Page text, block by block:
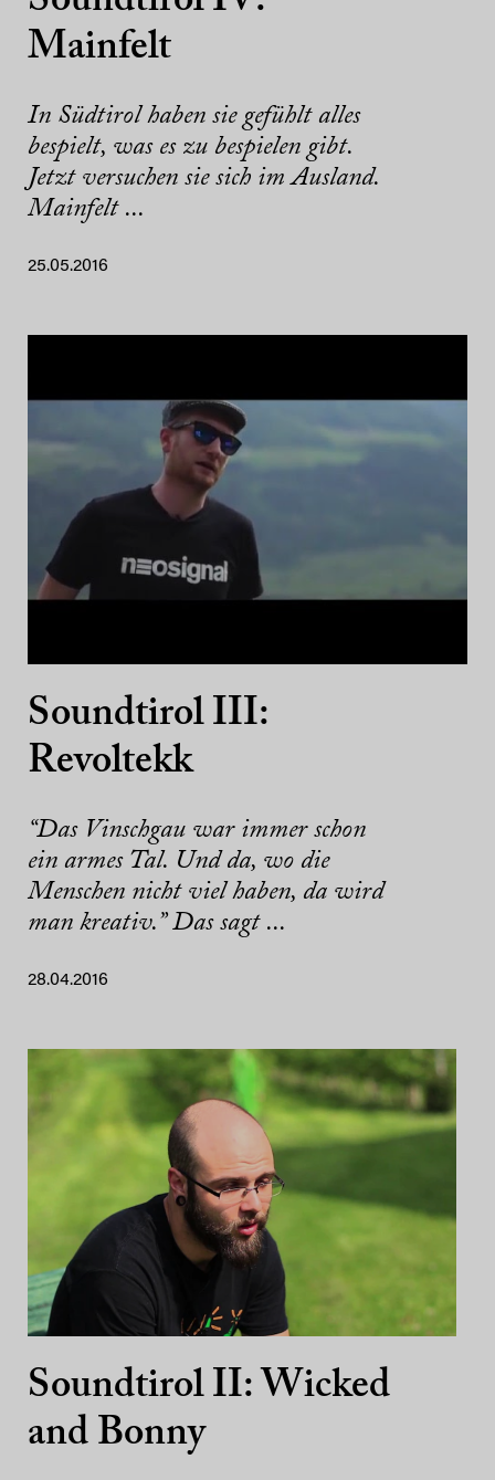
Mainfelt
In Südtirol haben sie gefühlt alles
bespielt, was es zu bespielen gibt.
Jetzt versuchen sie sich im Ausland.
Mainfelt ...
25.05.2016
Soundtirol III:
Revoltekk
“Das Vinschgau war immer schon
ein armes Tal. Und da, wo die
Menschen nicht viel haben, da wird
man kreativ.” Das sagt ...
28.04.2016
Soundtirol II: Wicked
and Bonny